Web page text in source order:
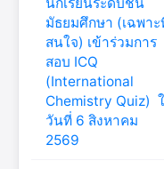
มัธยมศึกษา (เฉพาะ
สนใจ) เข้าร่วมการ
สอบ ICQ
(International
Chemistry Quiz)
วันที่ 6 สิงหาคม
2569